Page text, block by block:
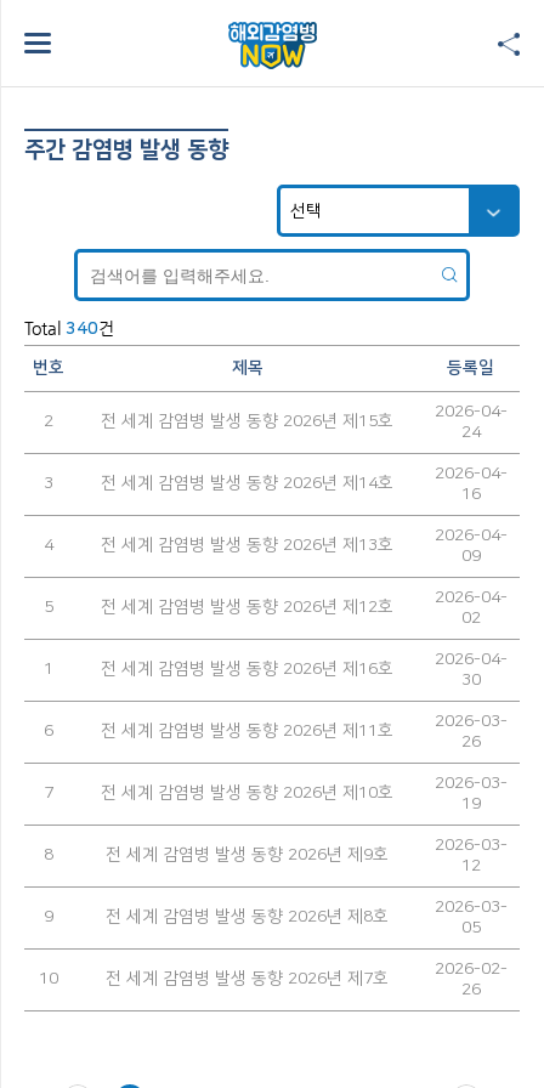
주간 감염병 발생 동향
Total 340건
번호 제목 등록일
2 전 세계 감염병 발생 동향 2026년 제15호
2026-04-
24
3 전 세계 감염병 발생 동향 2026년 제14호
2026-04-
16
4 전 세계 감염병 발생 동향 2026년 제13호
2026-04-
09
5 전 세계 감염병 발생 동향 2026년 제12호
2026-04-
02
1 전 세계 감염병 발생 동향 2026년 제16호
2026-04-
30
6 전 세계 감염병 발생 동향 2026년 제11호
2026-03-
26
7 전 세계 감염병 발생 동향 2026년 제10호
2026-03-
19
8 전 세계 감염병 발생 동향 2026년 제9호
2026-03-
12
9 전 세계 감염병 발생 동향 2026년 제8호
2026-03-
05
10 전 세계 감염병 발생 동향 2026년 제7호
2026-02-
26